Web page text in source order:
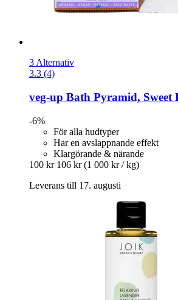
3 Alternativ
3.3 (4)
veg-up Bath Pyramid, Sweet
-6%
För alla hudtyper
Har en avslappnande effekt
Klargörande & närande
100 kr 106 kr (1 000 kr / kg)
Leverans till 17. augusti